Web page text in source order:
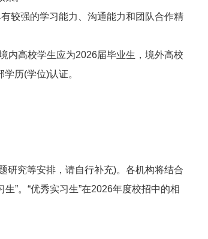
强的学习能力、沟通能力和团队合作精
高校学生应为2026届毕业生，境外高校
历(学位)认证。
究等安排，请自行补充)。各机构将结合
”。“优秀实习生”在2026年度校招中的相